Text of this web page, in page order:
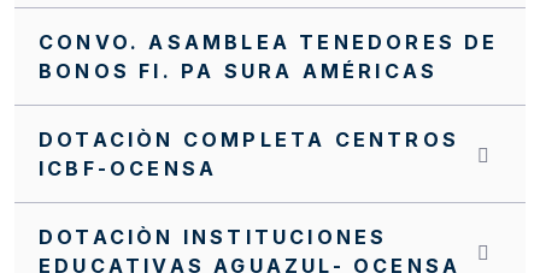
CONVO. ASAMBLEA TENEDORES DE
BONOS FI. PA SURA AMÉRICAS
DOTACIÒN COMPLETA CENTROS
ICBF-OCENSA
DOTACIÒN INSTITUCIONES
EDUCATIVAS AGUAZUL- OCENSA